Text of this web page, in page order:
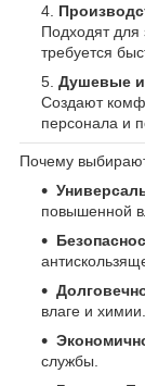
Подходят для
требуется
Душевые и
Создают
персонала и
Почему
повышенной
влаге и химии.
службы.